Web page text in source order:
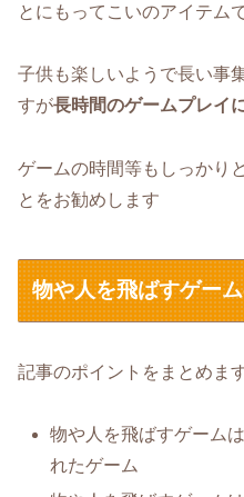
とにもってこいのアイテム
子供も楽しいようで長い事
すが長時間のゲームプレイ
ゲームの時間等もしっかり
とをお勧めします
物や人を飛ばすゲー
記事のポイントをまとめま
物や人を飛ばすゲームは
れたゲーム